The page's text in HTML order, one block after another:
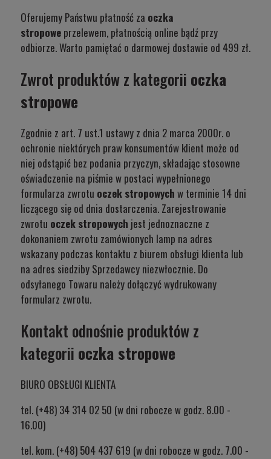
Oferujemy Państwu płatność za oczka
stropowe przelewem, płatnością online bądź przy
odbiorze. Warto pamiętać o darmowej dostawie od 499 zł.
Zwrot produktów z kategorii oczka
stropowe
Zgodnie z art. 7 ust.1 ustawy z dnia 2 marca 2000r. o
ochronie niektórych praw konsumentów klient może od
niej odstąpić bez podania przyczyn, składając stosowne
oświadczenie na piśmie w postaci wypełnionego
formularza zwrotu oczek stropowych w terminie 14 dni
liczącego się od dnia dostarczenia. Zarejestrowanie
zwrotu oczek stropowych jest jednoznaczne z
dokonaniem zwrotu zamówionych lamp na adres
wskazany podczas kontaktu z biurem obsługi klienta lub
na adres siedziby Sprzedawcy niezwłocznie. Do
odsyłanego Towaru należy dołączyć wydrukowany
formularz zwrotu.
Kontakt odnośnie produktów z
kategorii oczka stropowe
BIURO OBSŁUGI KLIENTA
tel. (+48) 34 314 02 50 (w dni robocze w godz. 8.00 -
16.00)
tel. kom. (+48) 504 437 619 (w dni robocze w godz. 7.00 -